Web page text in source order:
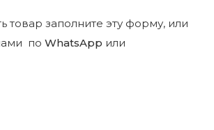
товар заполните эту форму, или
по WhatsApp или